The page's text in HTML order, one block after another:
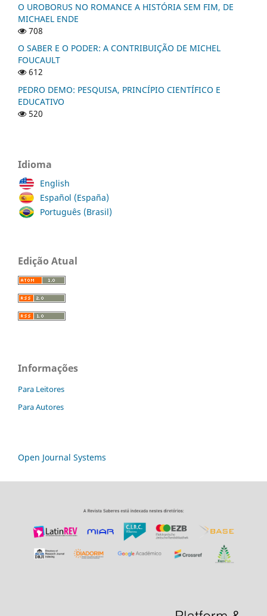
O UROBORUS NO ROMANCE A HISTÓRIA SEM FIM, DE
MICHAEL ENDE
708
O SABER E O PODER: A CONTRIBUIÇÃO DE MICHEL
FOUCAULT
612
PEDRO DEMO: PESQUISA, PRINCÍPIO CIENTÍFICO E
EDUCATIVO
520
Idioma
English
Español (España)
Português (Brasil)
Edição Atual
Informações
Para Leitores
Para Autores
Open Journal Systems